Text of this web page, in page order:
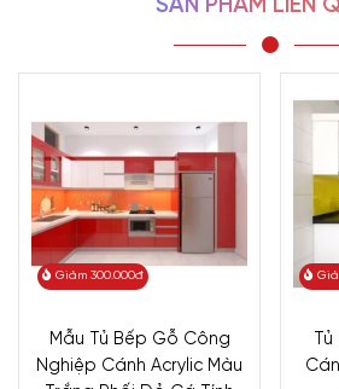
SẢN PHẨM LIÊN
Giảm 300.000đ
Mẫu Tủ Bếp Gỗ Công
Nghiệp Cánh Acrylic Màu